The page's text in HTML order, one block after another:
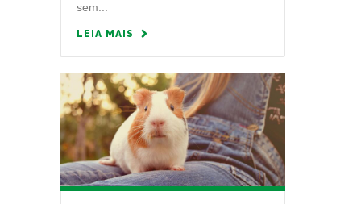
sem...
LEIA MAIS